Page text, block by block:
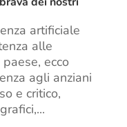
artificiale
alle
ecco
agli anziani
e critico,